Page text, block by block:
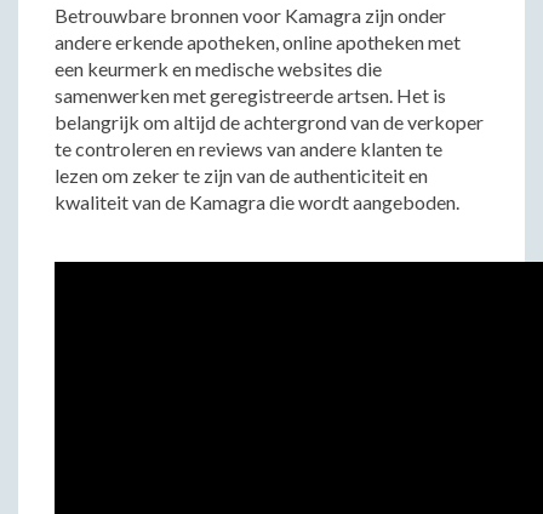
Betrouwbare bronnen voor Kamagra zijn onder
andere erkende apotheken, online apotheken met
een keurmerk en medische websites die
samenwerken met geregistreerde artsen. Het is
belangrijk om altijd de achtergrond van de verkoper
te controleren en reviews van andere klanten te
lezen om zeker te zijn van de authenticiteit en
kwaliteit van de Kamagra die wordt aangeboden.